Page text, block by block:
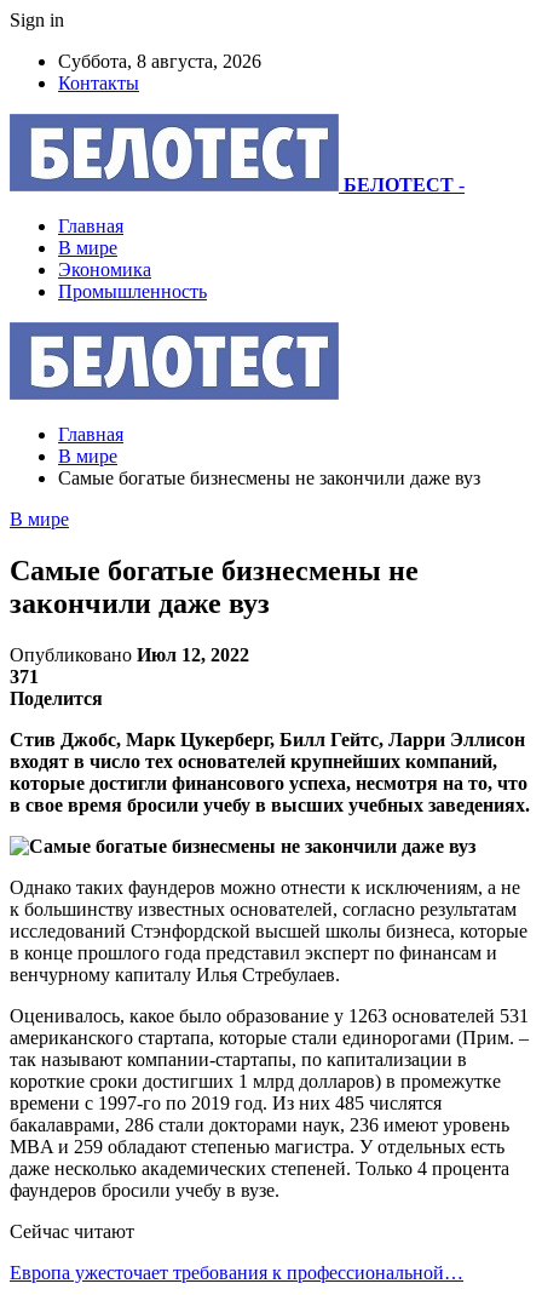
Sign in
Суббота, 8 августа, 2026
Контакты
БЕЛОТЕСТ -
Главная
В мире
Экономика
Промышленность
Главная
В мире
Самые богатые бизнесмены не закончили даже вуз
В мире
Самые богатые бизнесмены не
закончили даже вуз
Опубликовано Июл 12, 2022
371
Поделится
Стив Джобс, Марк Цукерберг, Билл Гейтс, Ларри Эллисон
входят в число тех основателей крупнейших компаний,
которые достигли финансового успеха, несмотря на то, что
в свое время бросили учебу в высших учебных заведениях.
Однако таких фаундеров можно отнести к исключениям, а не
к большинству известных основателей, согласно результатам
исследований Стэнфордской высшей школы бизнеса, которые
в конце прошлого года представил эксперт по финансам и
венчурному капиталу Илья Стребулаев.
Оценивалось, какое было образование у 1263 основателей 531
американского стартапа, которые стали единорогами (Прим. –
так называют компании-стартапы, по капитализации в
короткие сроки достигших 1 млрд долларов) в промежутке
времени с 1997-го по 2019 год. Из них 485 числятся
бакалаврами, 286 стали докторами наук, 236 имеют уровень
MBA и 259 обладают степенью магистра. У отдельных есть
даже несколько академических степеней. Только 4 процента
фаундеров бросили учебу в вузе.
Сейчас читают
Европа ужесточает требования к профессиональной…